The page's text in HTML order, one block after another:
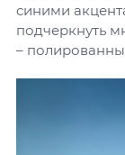
синими
подчеркнуть
–